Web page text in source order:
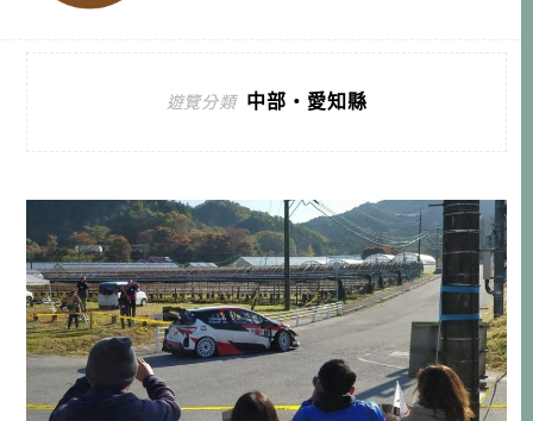
遊覽分類 中部・愛知縣